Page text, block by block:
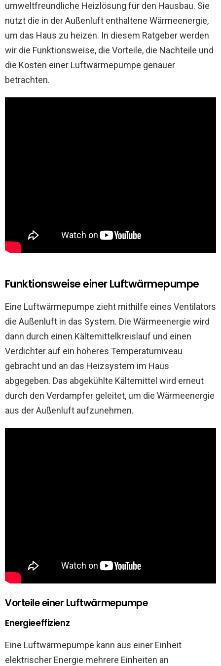
umweltfreundliche Heizlösung für den Hausbau. Sie
nutzt die in der Außenluft enthaltene Wärmeenergie,
um das Haus zu heizen. In diesem Ratgeber werden
wir die Funktionsweise, die Vorteile, die Nachteile und
die Kosten einer Luftwärmepumpe genauer
betrachten.
Funktionsweise einer Luftwärmepumpe
Eine Luftwärmepumpe zieht mithilfe eines Ventilators
die Außenluft in das System. Die Wärmeenergie wird
dann durch einen Kältemittelkreislauf und einen
Verdichter auf ein höheres Temperaturniveau
gebracht und an das Heizsystem im Haus
abgegeben. Das abgekühlte Kältemittel wird erneut
durch den Verdampfer geleitet, um die Wärmeenergie
aus der Außenluft aufzunehmen.
Vorteile einer Luftwärmepumpe
Energieeffizienz
Eine Luftwärmepumpe kann aus einer Einheit
elektrischer Energie mehrere Einheiten an